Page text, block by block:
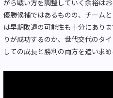
がら戦い方を調整していく余裕は
優勝候補ではあるものの、チーム
は早期敗退の可能性も十分にあり
りが成功するのか、世代交代のタ
しての成長と勝利の両方を追い求め